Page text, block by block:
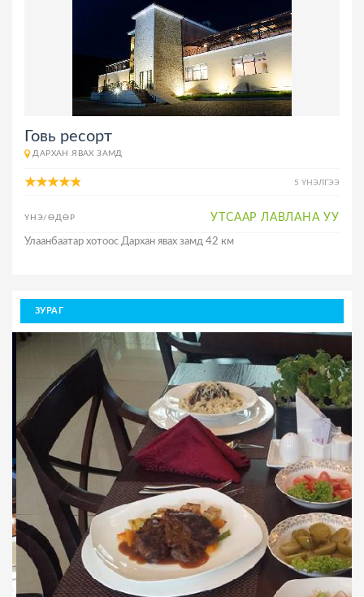
Говь ресорт
ДАРХАН ЯВАХ ЗАМД
5 ҮНЭЛГЭЭ
ҮНЭ/ӨДӨР УТСААР ЛАВЛАНА УУ
Улаанбаатар хотоос Дархан явах замд 42 км
ЗУРАГ